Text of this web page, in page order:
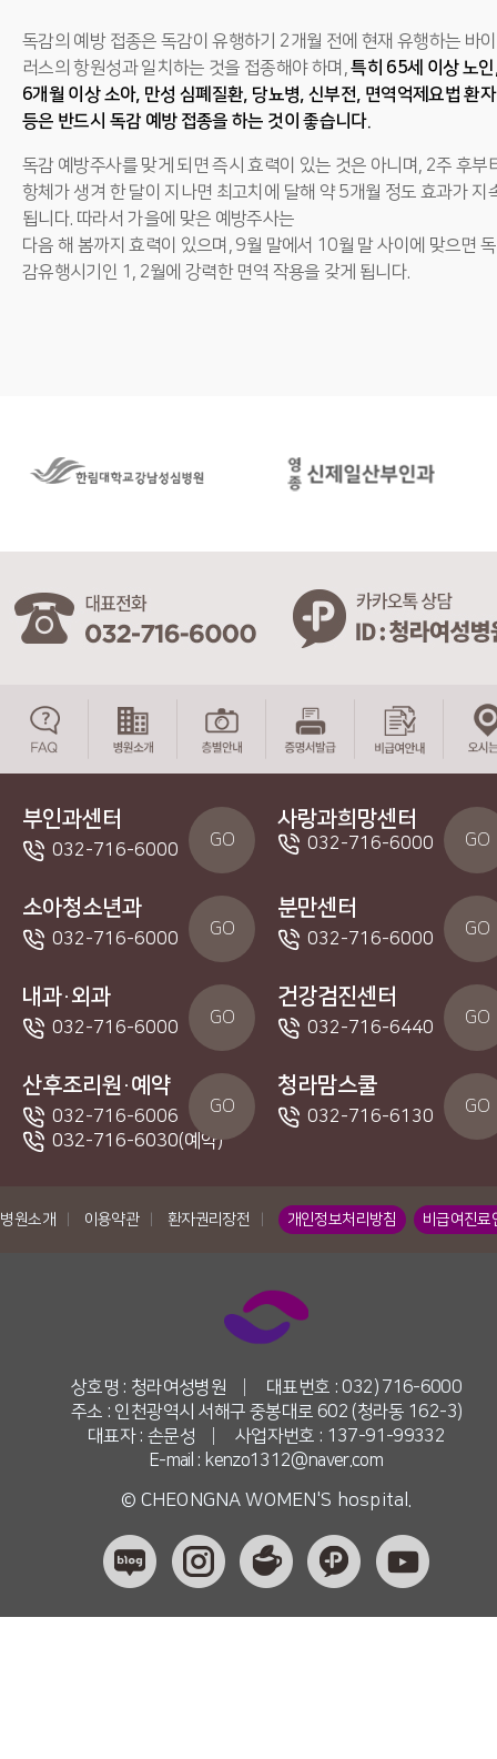
독감의 예방 접종은 독감이 유행하기 2개월 전에 현재 유행하는 바이
러스의 항원성과 일치하는 것을 접종해야 하며,특히 65세 이상 노
6개월 이상 소아, 만성 심폐질환, 당뇨병, 신부전, 면역억제요법 환자
등은 반드시 독감 예방 접종을 하는 것이 좋습니다.
독감 예방주사를 맞게 되면 즉시 효력이 있는 것은 아니며, 2주 후부
항체가 생겨 한 달이 지나면 최고치에 달해 약 5개월 정도 효과가 지
됩니다. 따라서 가을에 맞은 예방주사는
다음 해 봄까지 효력이 있으며, 9월 말에서 10월 말 사이에 맞으면 독
감유행시기인 1, 2월에 강력한 면역 작용을 갖게 됩니다.
부인과센터
032-716-6000 GO
사랑과희망센터
032-716-6000 GO
소아청소년과
032-716-6000 GO
분만센터
032-716-6000 GO
내과·외과
032-716-6000 GO
건강검진센터
032-716-6440 GO
산후조리원·예약
032-716-6006
032-716-6030(예약)
GO
청라맘스쿨
032-716-6130 GO
병원소개 이용약관 환자권리장전 개인정보처리방침 비급여진료
상호명 : 청라여성병원
대표번호 : 032) 716-6000
주소 : 인천광역시 서해구 중봉대로 602 (청라동 162-3)
대표자 : 손문성
사업자번호 : 137-91-99332
E-mail : kenzo1312@naver.com
© CHEONGNA WOMEN'S hospital.